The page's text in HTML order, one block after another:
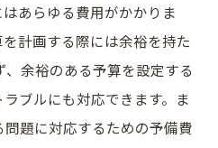
あらゆる費用がかかりま
計画する際には余裕を持た
余裕のある予算を設定する
ブルにも対応できます。ま
題に対応するための予備費